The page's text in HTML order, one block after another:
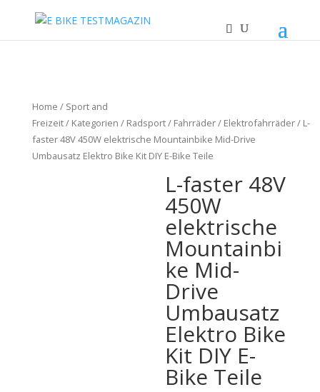
Home / Sport and
Freizeit/ Kategorien / Radsport/ Fahrräder/ Elektrofahrräder/ L-
faster 48V 450W elektrische Mountainbike Mid-Drive
Umbausatz Elektro Bike Kit DIY E-Bike Teile
L-faster 48V
450W
elektrische
Mountainbi
ke Mid-
Drive
Umbausatz
Elektro Bike
Kit DIY E-
Bike Teile